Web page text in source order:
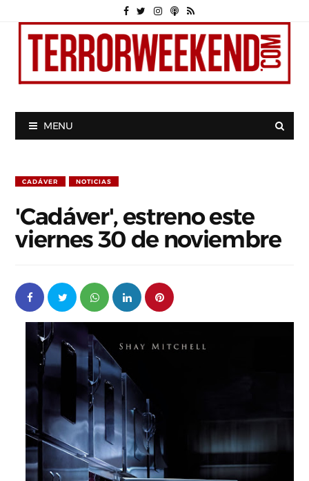
MENU
CADÁVER NOTICIAS
'Cadáver', estreno este
viernes 30 de noviembre